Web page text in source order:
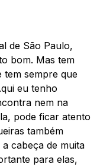
de São Paulo,
bom. Mas tem
tem sempre que
eu tenho
nem na
pode ficar atento
também
cabeça de muita
para elas,